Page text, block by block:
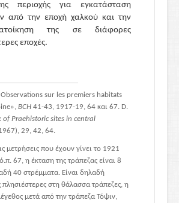
περιοχής για εγκατάσταση
από την εποχή χαλκού και την
της σε διάφορες
εποχές.
sur les premiers habitats
BCH 41-43, 1917-19, 64 και 67. D.
of Praehistoric sites in central
29, 42, 64.
μετρήσεις που έχουν γίνει το 1921
67, η έκταση της τράπεζας είναι 8
40 στρέμματα. Είναι δηλαδή
πλησιέστερες στη θάλασσα τράπεζες, η
μετά από την τράπεζα Τόψιν,